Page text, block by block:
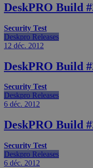
DeskPRO Build
Security Test
Deskpro Releases
12 déc. 2012
DeskPRO Build
Security Test
Deskpro Releases
6 déc. 2012
DeskPRO Build
Security Test
Deskpro Releases
6 déc. 2012